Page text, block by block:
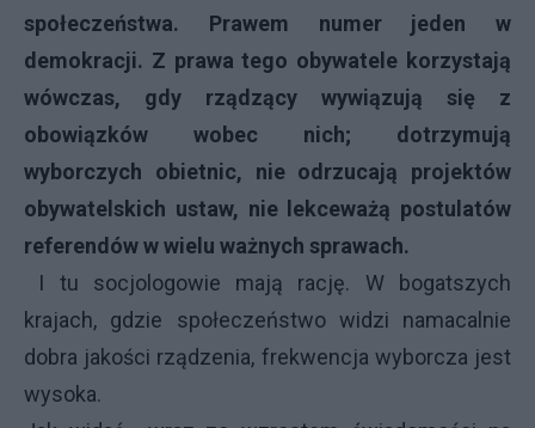
społeczeństwa. Prawem numer jeden w
demokracji. Z prawa tego obywatele korzystają
wówczas, gdy rządzący wywiązują się z
obowiązków wobec nich; dotrzymują
wyborczych obietnic, nie odrzucają projektów
obywatelskich ustaw, nie lekceważą postulatów
referendów w wielu ważnych sprawach.
I tu socjologowie mają rację. W bogatszych
krajach, gdzie społeczeństwo widzi namacalnie
dobra jakości rządzenia, frekwencja wyborcza jest
wysoka.